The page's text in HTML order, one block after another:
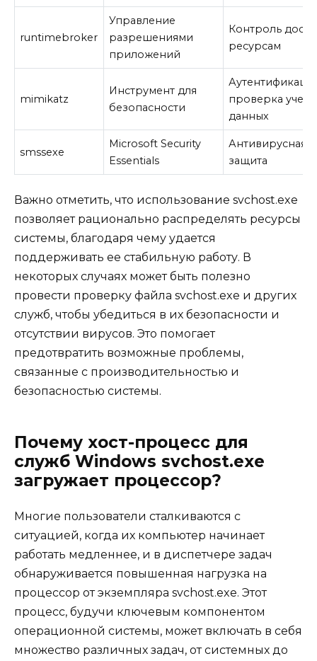
runtimebroker
Управление
разрешениями
приложений
Контроль
ресурсам
mimikatz
Инструмент для
безопасности
проверка
данных
smssexe
Microsoft Security
Essentials
Антивирусная
защита
Важно отметить, что использование svchost.exe
позволяет рационально распределять ресурсы
системы, благодаря чему удается
поддерживать ее стабильную работу. В
некоторых случаях может быть полезно
провести проверку файла svchost.exe и других
служб, чтобы убедиться в их безопасности и
отсутствии вирусов. Это помогает
предотвратить возможные проблемы,
связанные с производительностью и
безопасностью системы.
Почему хост-процесс для
служб Windows svchost.exe
загружает процессор?
Многие пользователи сталкиваются с
ситуацией, когда их компьютер начинает
работать медленнее, и в диспетчере задач
обнаруживается повышенная нагрузка на
процессор от экземпляра svchost.exe. Этот
процесс, будучи ключевым компонентом
операционной системы, может включать в себя
множество различных задач, от системных до